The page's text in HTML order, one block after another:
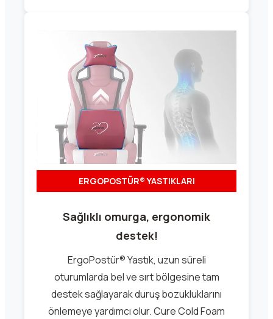
ERGOPOSTÜR® YASTIKLARI
Sağlıklı omurga, ergonomik
destek!
ErgoPostür® Yastık, uzun süreli
oturumlarda bel ve sırt bölgesine tam
destek sağlayarak duruş bozukluklarını
önlemeye yardımcı olur. Cure Cold Foam